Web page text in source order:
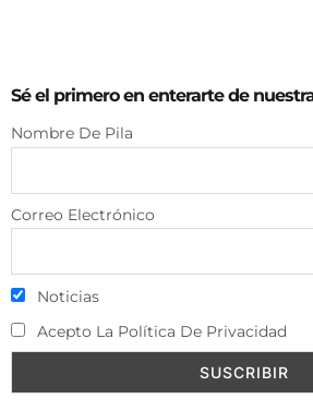
Sé el primero en enterarte de
Nombre De Pila
Correo Electrónico
Noticias
Acepto La Política De Privacidad